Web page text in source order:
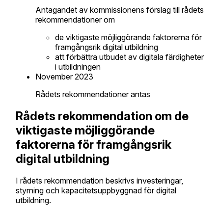
Antagandet av kommissionens förslag till rådets
rekommendationer om
de viktigaste möjliggörande faktorerna för
framgångsrik digital utbildning
att förbättra utbudet av digitala färdigheter
i utbildningen
November 2023
Rådets rekommendationer antas
Rådets rekommendation om de
viktigaste möjliggörande
faktorerna för framgångsrik
digital utbildning
I rådets rekommendation beskrivs investeringar,
styrning och kapacitetsuppbyggnad för digital
utbildning.